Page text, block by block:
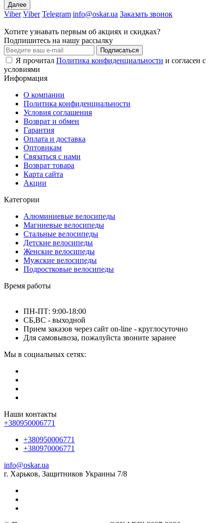
Далее
Viber Viber Telegram info@oskar.ua Заказать звонок
Хотите узнавать первым об акциях и скидках?
Подпишитесь на нашу рассылку
Подписаться
Я прочитал Политика конфиденциальности и согласен с
условиями
Информация
О компании
Политика конфиденциальности
Условия соглашения
Возврат и обмен
Гарантия
Оплата и доставка
Оптовикам
Связаться с нами
Возврат товара
Карта сайта
Акции
Категории
Алюминиевые велосипеды
Магниевые велосипеды
Стальные велосипеды
Детские велосипеды
Женские велосипеды
Мужские велосипеды
Подростковые велосипеды
Время работы
ПН-ПТ: 9:00-18:00
СБ,ВС - выходной
Прием заказов через сайт on-line - круглосуточно
Для самовывоза, пожалуйста звоните заранее
Мы в социальных сетях:
Наши контакты
+380950006771
+380950006771
+380970006771
info@oskar.ua
г. Харьков, Защитников Украины 7/8